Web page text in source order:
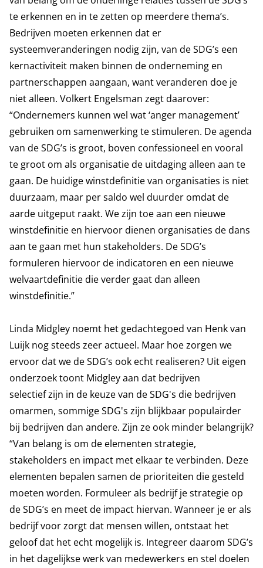
te erkennen en in te zetten op meerdere thema’s.
Bedrijven moeten erkennen dat er
systeemveranderingen nodig zijn, van de SDG’s een
kernactiviteit maken binnen de onderneming en
partnerschappen aangaan, want veranderen doe je
niet alleen. Volkert Engelsman zegt daarover:
“Ondernemers kunnen wel wat ‘anger management’
gebruiken om samenwerking te stimuleren. De agenda
van de SDG’s is groot, boven confessioneel en vooral
te groot om als organisatie de uitdaging alleen aan te
gaan. De huidige winstdefinitie van organisaties is niet
duurzaam, maar per saldo wel duurder omdat de
aarde uitgeput raakt. We zijn toe aan een nieuwe
winstdefinitie en hiervoor dienen organisaties de dans
aan te gaan met hun stakeholders. De SDG’s
formuleren hiervoor de indicatoren en een nieuwe
welvaartdefinitie die verder gaat dan alleen
winstdefinitie.”
Linda Midgley noemt het gedachtegoed van Henk van
Luijk nog steeds zeer actueel. Maar hoe zorgen we
ervoor dat we de SDG’s ook echt realiseren? Uit eigen
onderzoek toont Midgley aan dat bedrijven
selectief zijn in de keuze van de SDG's die bedrijven
omarmen, sommige SDG's zijn blijkbaar populairder
bij bedrijven dan andere. Zijn ze ook minder belangrijk?
“Van belang is om de elementen strategie,
stakeholders en impact met elkaar te verbinden. Deze
elementen bepalen samen de prioriteiten die gesteld
moeten worden. Formuleer als bedrijf je strategie op
de SDG’s en meet de impact hiervan. Wanneer je er als
bedrijf voor zorgt dat mensen willen, ontstaat het
geloof dat het echt mogelijk is. Integreer daarom SDG’s
in het dagelijkse werk van medewerkers en stel doelen